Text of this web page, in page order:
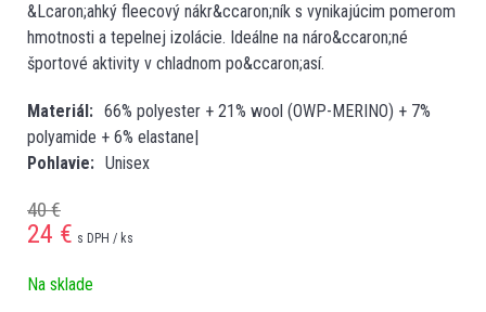
&Lcaron;ahký fleecový nákr&ccaron;ník s vynikajúcim pomerom
hmotnosti a tepelnej izolácie. Ideálne na náro&ccaron;né
športové aktivity v chladnom po&ccaron;así.
Materiál
66% polyester + 21% wool (OWP-MERINO) + 7%
polyamide + 6% elastane|
Pohlavie
Unisex
40 €
24 € s DPH / ks
Na sklade